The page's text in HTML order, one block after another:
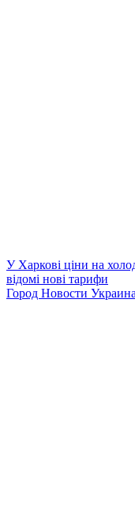
У Харкові ціни на
відомі нові тарифи
Город Новости Украина